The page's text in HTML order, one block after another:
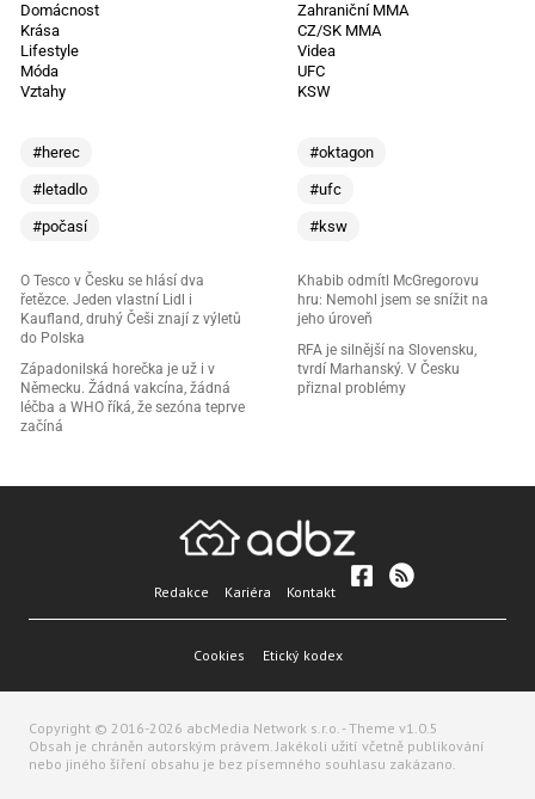
Domácnost
Krása
Lifestyle
Móda
Vztahy
#herec
#letadlo
#počasí
O Tesco v Česku se hlásí dva
řetězce. Jeden vlastní Lidl i
Kaufland, druhý Češi znají z výletů
do Polska
Západonilská horečka je už i v
Německu. Žádná vakcína, žádná
léčba a WHO říká, že sezóna teprve
začíná
Zahraniční MMA
CZ/SK MMA
Videa
UFC
KSW
#oktagon
#ufc
#ksw
Khabib odmítl McGregorovu
hru: Nemohl jsem se snížit na
jeho úroveň
RFA je silnější na Slovensku,
tvrdí Marhanský. V Česku
přiznal problémy
Redakce Kariéra Kontakt
Cookies Etický kodex
Copyright © 2016-2026 abcMedia Network s.r.o. - Theme v1.0.5
Obsah je chráněn autorským právem. Jakékoli užití včetně publikování
nebo jiného šíření obsahu je bez písemného souhlasu zakázano.